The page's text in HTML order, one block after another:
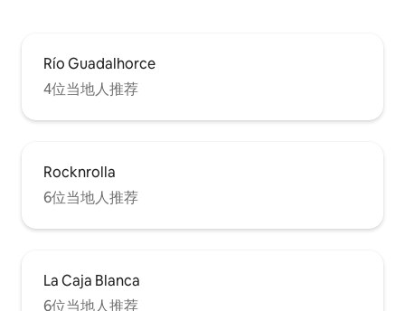
apartamento cuenta con dos baños
completos, uno de ellos en suite. Las
desde el techo a modo de lluvia. Los
la Smart TV con Netflix. Podrás ver todos
los canales de televisión de tu país.
También puedes sacar la TV de la pared y
girarla para verla desde el sofá. El sofá de
wifi es de alta velocidad. La climatización
es por Airzone pudiendo controlar así la
Río Guadalhorce
4位当地人推荐
Rocknrolla
6位当地人推荐
La Caja Blanca
6位当地人推荐